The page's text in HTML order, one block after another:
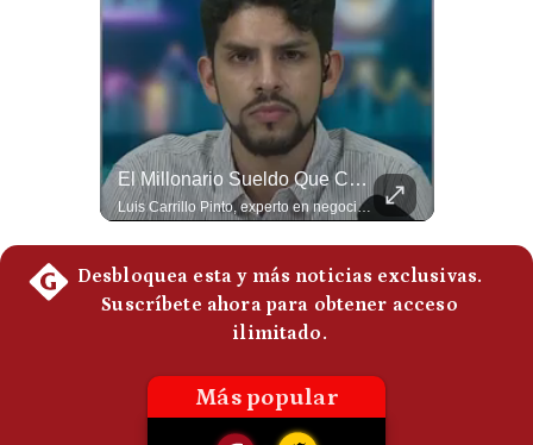
Condiciones
Privacidad
Preguntas
Frecuentes
El Millonario Sueldo Que Casi Cobra Infantino Por La Nueva Empresa De La FIFA | #EnClaveEconómica
Luis Carrillo Pinto, experto en negocios deportivos, cuenta que federaciones europeas ya pedían la salida de Gianni Infantino. Además, explicó que el presidente de la FIFA habría recibido US$30 millones anuales por dirigir la nueva empresa, diez veces más de lo que ganaba en la organización. #FIFA #GianniInfantino #LuisCarrilloPinto #APEMD #NegociosDeportivos #Mundial #Futbol #NoticiasDeportivas #Shorts 👉 Suscríbete y activa la campana para no perderte nuestro análisis diario. 🌎 Síguenos en nuestras redes sociales: 📌 Web oficial: https://gestion.pe/mundo/ 📌 LinkedIn: http://bit.ly/3HYIET0 📌 X (Twitter): http://bit.ly/4noZtX9 📌 TikTok: http://bit.ly/4evB6TO